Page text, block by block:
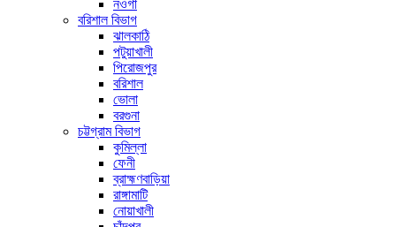
নওগাঁ
বরিশাল বিভাগ
ঝালকাঠি
পটুয়াখালী
পিরোজপুর
বরিশাল
ভোলা
বরগুনা
চট্টগ্রাম বিভাগ
কুমিল্লা
ফেনী
ব্রাহ্মণবাড়িয়া
রাঙ্গামাটি
নোয়াখালী